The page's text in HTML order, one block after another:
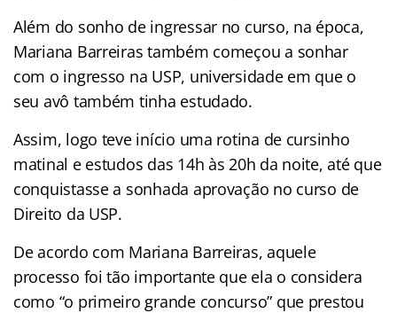
Além do sonho de ingressar no curso, na época,
Mariana Barreiras também começou a sonhar
com o ingresso na USP, universidade em que o
seu avô também tinha estudado.
Assim, logo teve início uma rotina de cursinho
matinal e estudos das 14h às 20h da noite, até que
conquistasse a sonhada aprovação no curso de
Direito da USP.
De acordo com Mariana Barreiras, aquele
processo foi tão importante que ela o considera
como “o primeiro grande concurso” que prestou